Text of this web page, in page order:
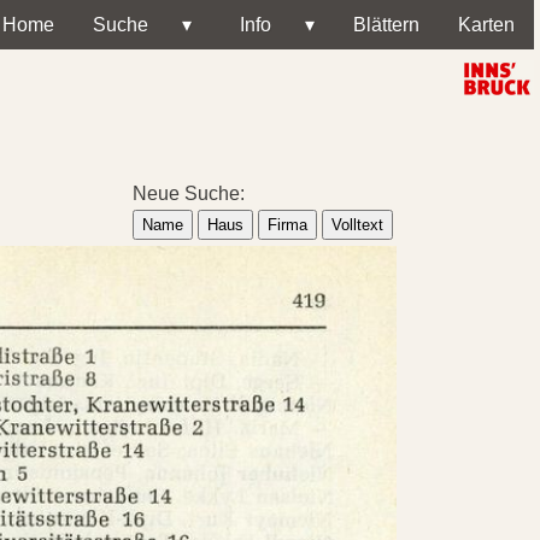
Home Suche ▾ Info ▾ Blättern Karten
Neue Suche:
Name Haus Firma Volltext